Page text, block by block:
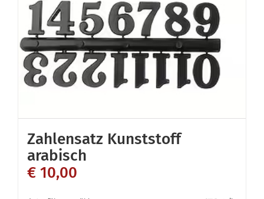
mehrere
Varianten
auf.
Die
Optionen
der
Zahlensatz Kunststoff
arabisch
€ 10,00